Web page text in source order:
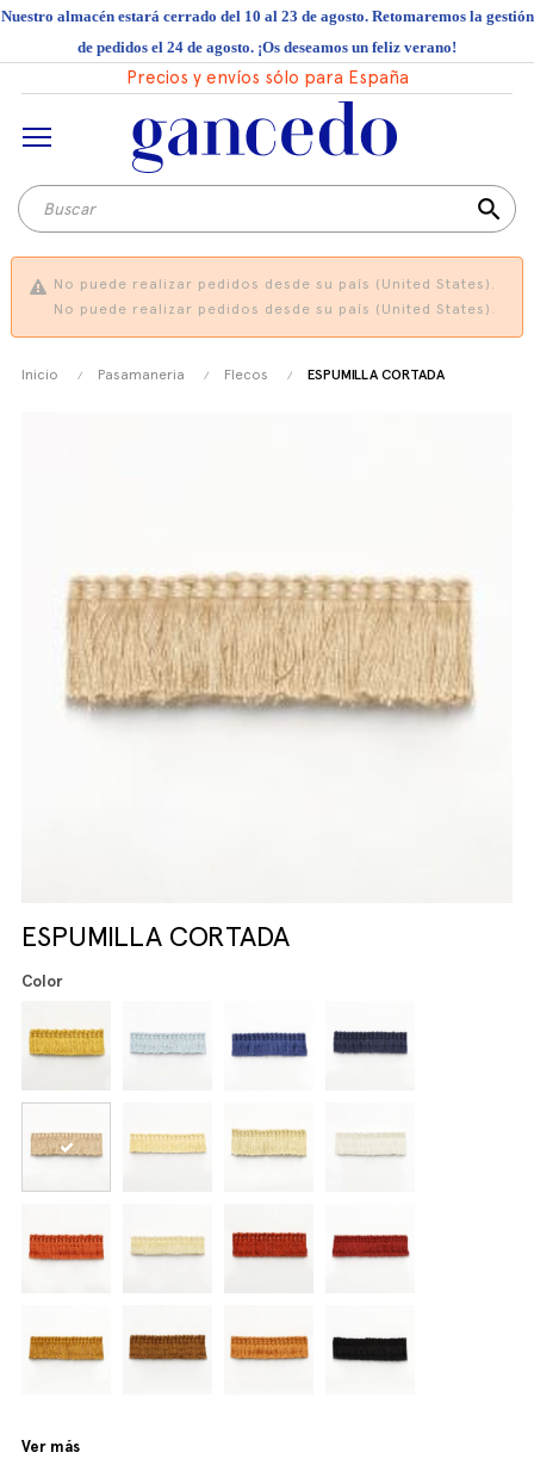
Nuestro almacén estará cerrado del 10 al 23 de agosto. Retomaremos la gestión
de pedidos el 24 de agosto. ¡Os deseamos un feliz verano!
Precios y envíos sólo para España
search
No puede realizar pedidos desde su país (United States).
No puede realizar pedidos desde su país (United States).
Inicio Pasamaneria Flecos ESPUMILLA CORTADA
ESPUMILLA CORTADA
Color
Ver más